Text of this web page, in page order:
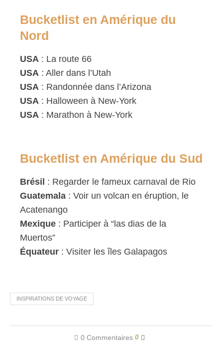
Bucketlist en Amérique du
Nord
USA : La route 66
USA : Aller dans l’Utah
USA : Randonnée dans l’Arizona
USA : Halloween à New-York
USA : Marathon à New-York
Bucketlist en Amérique du Sud
Brésil : Regarder le fameux carnaval de Rio
Guatemala : Voir un volcan en éruption, le
Acatenango
Mexique : Participer à “las dias de la
Muertos”
Équateur : Visiter les îles Galapagos
INSPIRATIONS DE VOYAGE
0 Commentaires 0